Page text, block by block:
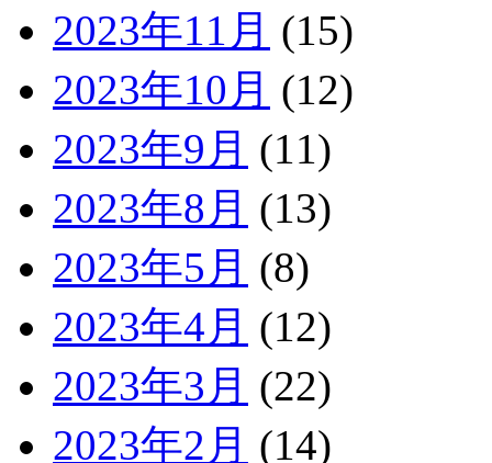
2023年11月 (15)
2023年10月 (12)
2023年9月 (11)
2023年8月 (13)
2023年5月 (8)
2023年4月 (12)
2023年3月 (22)
2023年2月 (14)